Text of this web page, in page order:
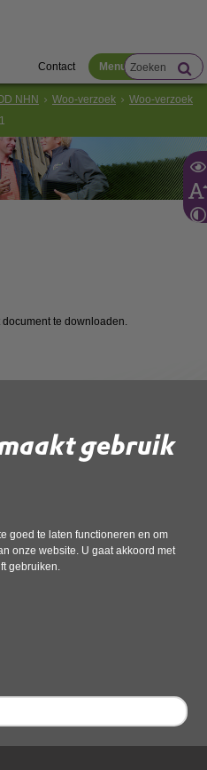
gebruik
goed te laten functioneren en om
onze website. U gaat akkoord met
gebruiken.
Contact Menu
NHN Woo-verzoek
Woo-verzoek
te downloaden.